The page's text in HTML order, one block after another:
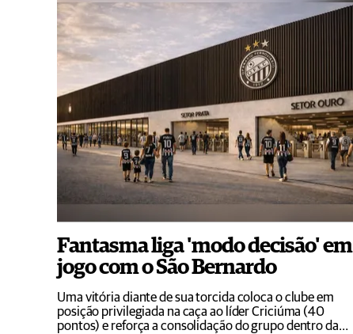
Fantasma liga 'modo decisão' em
jogo com o São Bernardo
Uma vitória diante de sua torcida coloca o clube em
posição privilegiada na caça ao líder Criciúma (40
pontos) e reforça a consolidação do grupo dentro da